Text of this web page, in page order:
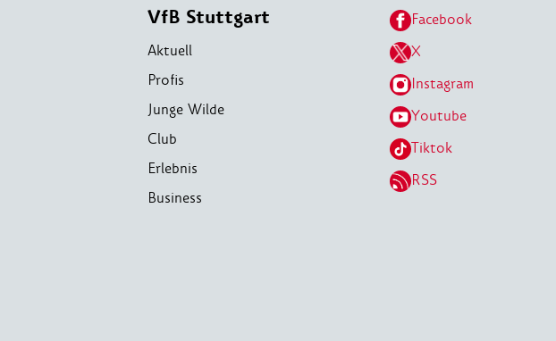
VfB Stuttgart
Aktuell
Profis
Junge Wilde
Club
Erlebnis
Business
Facebook
X
Instagram
Youtube
Tiktok
RSS